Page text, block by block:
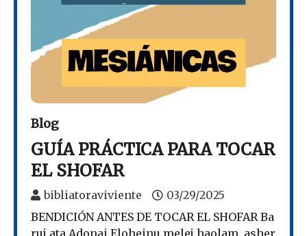
Blog
GUÍA PRÁCTICA PARA TOCAR
EL SHOFAR
bibliatoraviviente
03/29/2025
BENDICIÓN ANTES DE TOCAR EL SHOFAR Ba